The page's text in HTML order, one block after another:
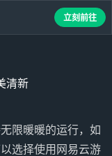
清新
限暖暖的运行，如
选择使用网易云游
立刻前往